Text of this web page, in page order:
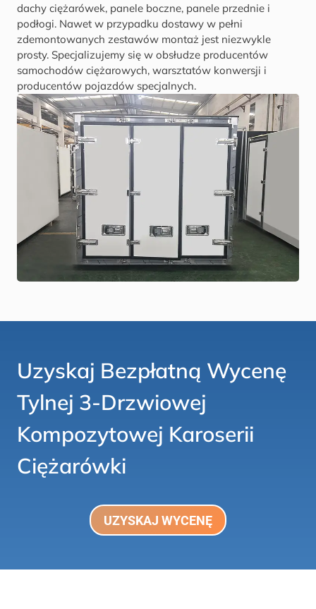
dachy ciężarówek, panele boczne, panele przednie i
podłogi. Nawet w przypadku dostawy w pełni
zdemontowanych zestawów montaż jest niezwykle
prosty. Specjalizujemy się w obsłudze producentów
samochodów ciężarowych, warsztatów konwersji i
producentów pojazdów specjalnych.
Uzyskaj Bezpłatną Wycenę
Tylnej 3-Drzwiowej
Kompozytowej Karoserii
Ciężarówki
UZYSKAJ WYCENĘ